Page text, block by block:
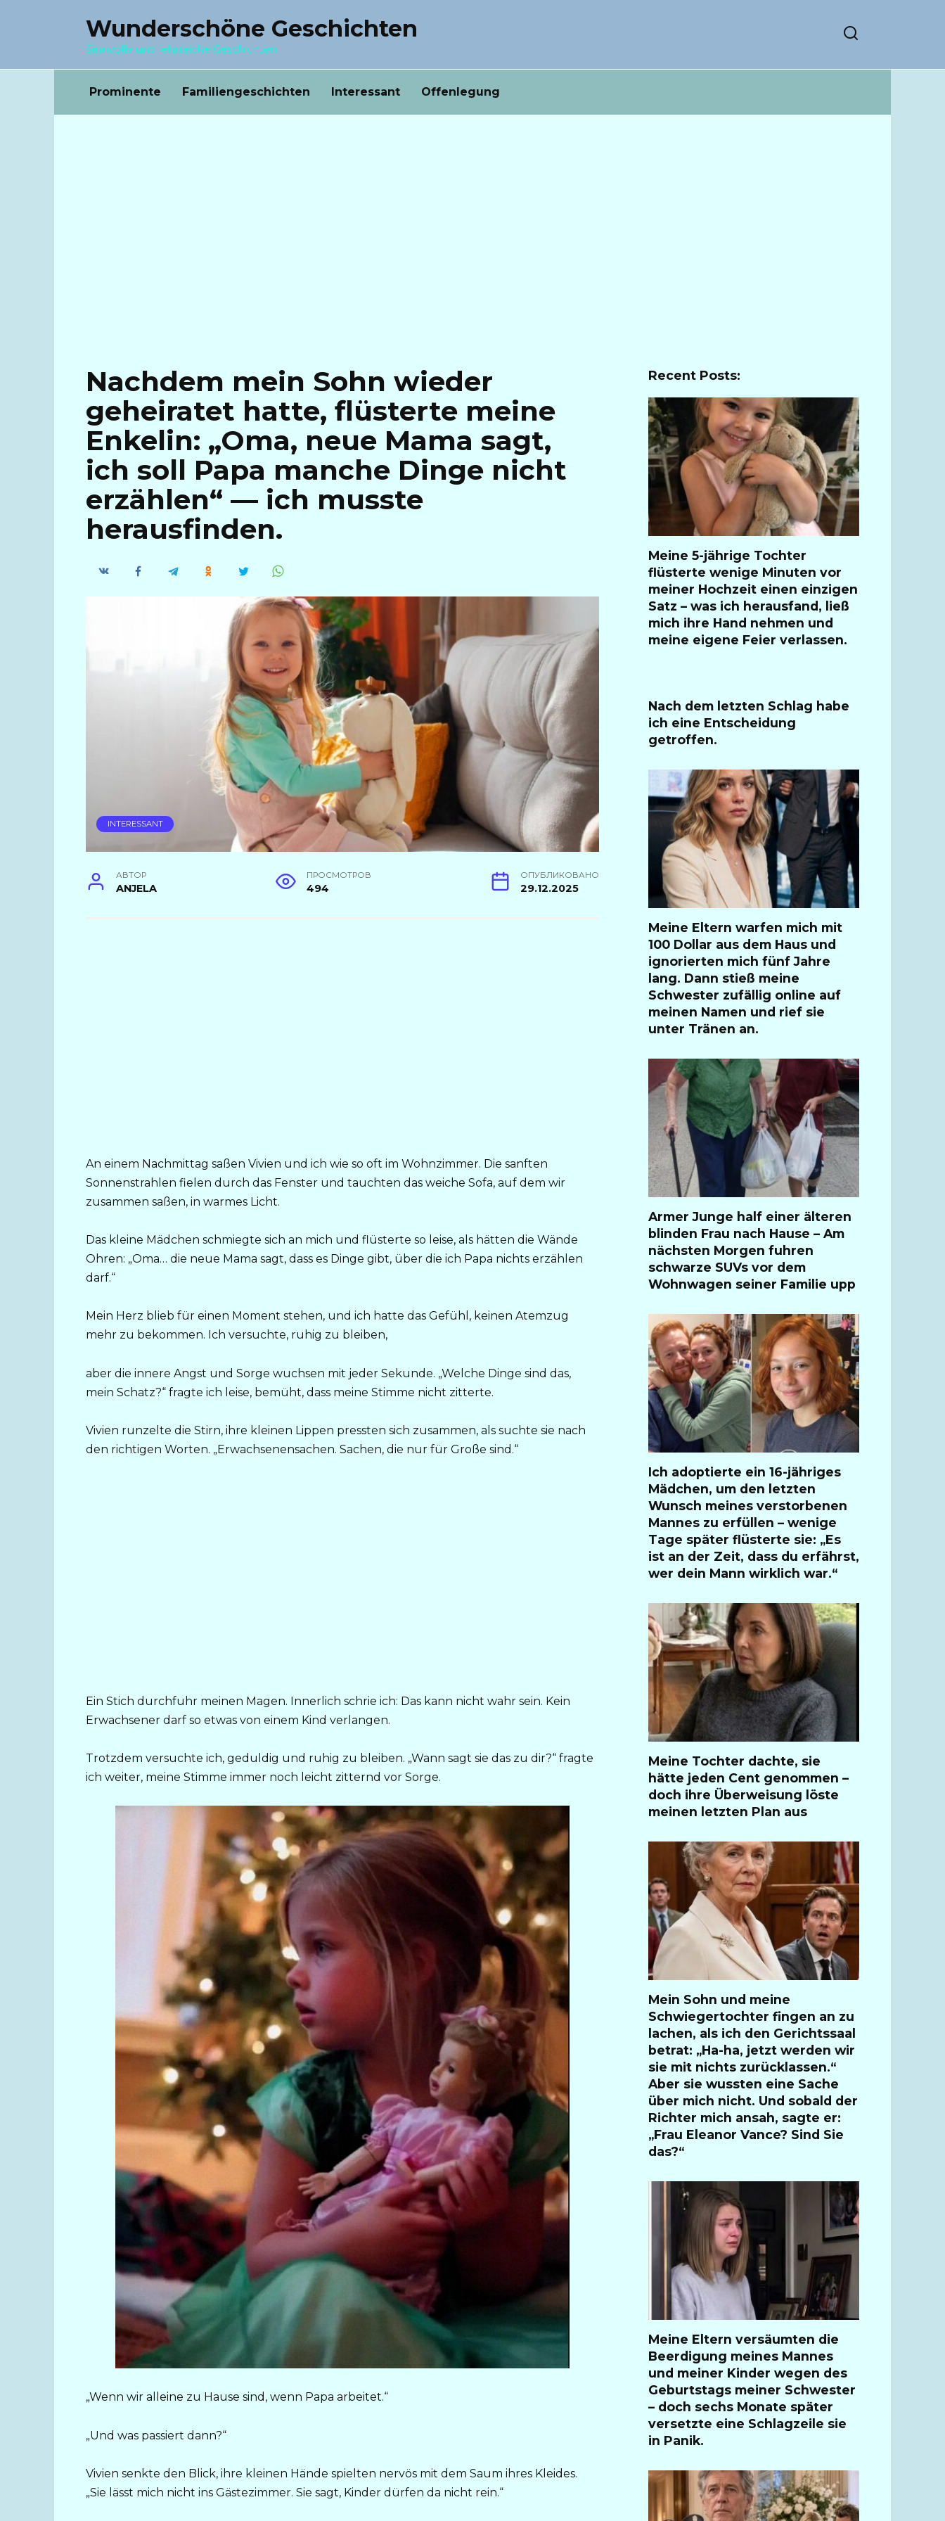
Wunderschöne Geschichten
Sinnvolle und lehrreiche Geschichten
Prominente Familiengeschichten Interessant Offenlegung
Nachdem mein Sohn wieder
geheiratet hatte, flüsterte meine
Enkelin: „Oma, neue Mama sagt,
ich soll Papa manche Dinge nicht
erzählen“ — ich musste
herausfinden.
INTERESSANT
АВТОР
ANJELA
ПРОСМОТРОВ
494
ОПУБЛИКОВАНО
29.12.2025
An einem Nachmittag saßen Vivien und ich wie so oft im Wohnzimmer. Die sanften
Sonnenstrahlen fielen durch das Fenster und tauchten das weiche Sofa, auf dem wir
zusammen saßen, in warmes Licht.
Das kleine Mädchen schmiegte sich an mich und flüsterte so leise, als hätten die Wände
Ohren: „Oma… die neue Mama sagt, dass es Dinge gibt, über die ich Papa nichts erzählen
darf.“
Mein Herz blieb für einen Moment stehen, und ich hatte das Gefühl, keinen Atemzug
mehr zu bekommen. Ich versuchte, ruhig zu bleiben,
aber die innere Angst und Sorge wuchsen mit jeder Sekunde. „Welche Dinge sind das,
mein Schatz?“ fragte ich leise, bemüht, dass meine Stimme nicht zitterte.
Vivien runzelte die Stirn, ihre kleinen Lippen pressten sich zusammen, als suchte sie nach
den richtigen Worten. „Erwachsenensachen. Sachen, die nur für Große sind.“
Ein Stich durchfuhr meinen Magen. Innerlich schrie ich: Das kann nicht wahr sein. Kein
Erwachsener darf so etwas von einem Kind verlangen.
Trotzdem versuchte ich, geduldig und ruhig zu bleiben. „Wann sagt sie das zu dir?“ fragte
ich weiter, meine Stimme immer noch leicht zitternd vor Sorge.
„Wenn wir alleine zu Hause sind, wenn Papa arbeitet.“
„Und was passiert dann?“
Vivien senkte den Blick, ihre kleinen Hände spielten nervös mit dem Saum ihres Kleides.
„Sie lässt mich nicht ins Gästezimmer. Sie sagt, Kinder dürfen da nicht rein.“
Recent Posts:
Meine 5-jährige Tochter
flüsterte wenige Minuten vor
meiner Hochzeit einen einzigen
Satz – was ich herausfand, ließ
mich ihre Hand nehmen und
meine eigene Feier verlassen.
Nach dem letzten Schlag habe
ich eine Entscheidung
getroffen.
Meine Eltern warfen mich mit
100 Dollar aus dem Haus und
ignorierten mich fünf Jahre
lang. Dann stieß meine
Schwester zufällig online auf
meinen Namen und rief sie
unter Tränen an.
Armer Junge half einer älteren
blinden Frau nach Hause – Am
nächsten Morgen fuhren
schwarze SUVs vor dem
Wohnwagen seiner Familie upp
Ich adoptierte ein 16-jähriges
Mädchen, um den letzten
Wunsch meines verstorbenen
Mannes zu erfüllen – wenige
Tage später flüsterte sie: „Es
ist an der Zeit, dass du erfährst,
wer dein Mann wirklich war.“
Meine Tochter dachte, sie
hätte jeden Cent genommen –
doch ihre Überweisung löste
meinen letzten Plan aus
Mein Sohn und meine
Schwiegertochter fingen an zu
lachen, als ich den Gerichtssaal
betrat: „Ha-ha, jetzt werden wir
sie mit nichts zurücklassen.“
Aber sie wussten eine Sache
über mich nicht. Und sobald der
Richter mich ansah, sagte er:
„Frau Eleanor Vance? Sind Sie
das?“
Meine Eltern versäumten die
Beerdigung meines Mannes
und meiner Kinder wegen des
Geburtstags meiner Schwester
– doch sechs Monate später
versetzte eine Schlagzeile sie
in Panik.